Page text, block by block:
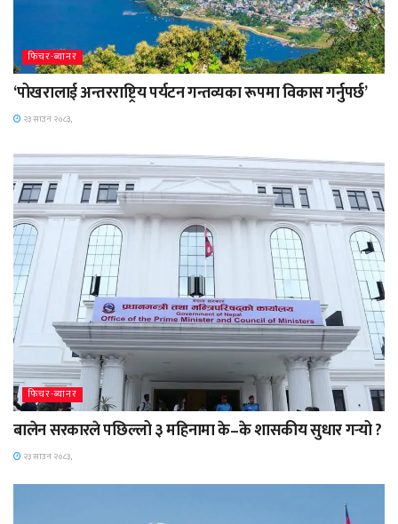
फिचर-ब्यानर
‘पोखरालाई अन्तरराष्ट्रिय पर्यटन गन्तव्यका रूपमा विकास गर्नुपर्छ’
२३ साउन २०८३,
फिचर-ब्यानर
बालेन सरकारले पछिल्लो ३ महिनामा के–के शासकीय सुधार गर्‍यो ?
२३ साउन २०८३,